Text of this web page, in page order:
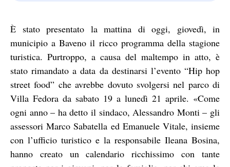
È stato presentato la mattina di oggi, giovedì, in
municipio a Baveno il ricco programma della stagione
turistica. Purtroppo, a causa del maltempo in atto, è
stato rimandato a data da destinarsi l’evento “Hip hop
street food” che avrebbe dovuto svolgersi nel parco di
Villa Fedora da sabato 19 a lunedì 21 aprile. «Come
ogni anno – ha detto il sindaco, Alessandro Monti – gli
assessori Marco Sabatella ed Emanuele Vitale, insieme
con l’ufficio turistico e la responsabile Ileana Bosina,
hanno creato un calendario ricchissimo con tante